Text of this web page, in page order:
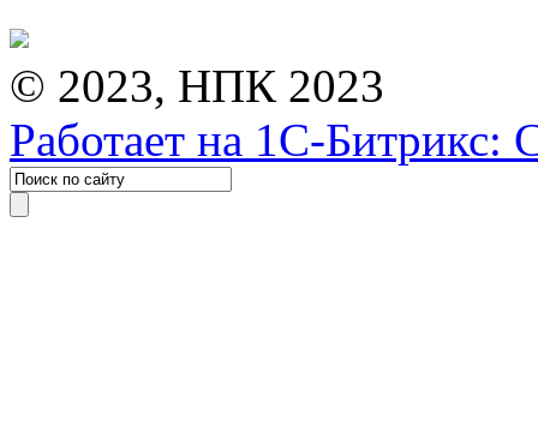
© 2023, НПК 2023
Работает на 1С-Битрикс: